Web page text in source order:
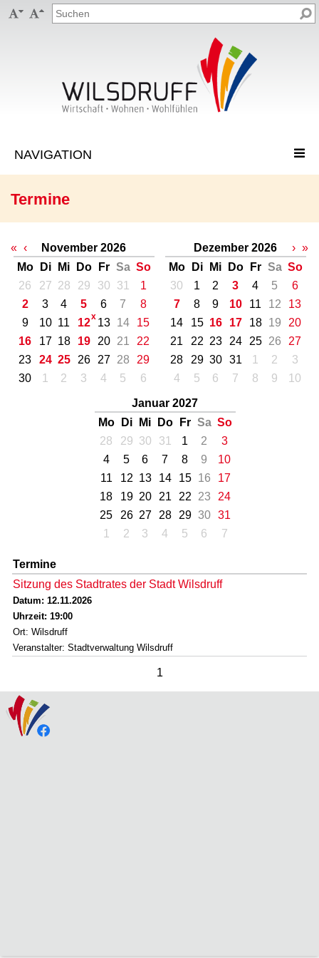
 
Termine
« ‹
November 2026
Mo
Di Mi Do Fr Sa So
26
27 28 29 30 31
1
2
3 4 5 6 7
8
9
10 11 12 13 14
15
16
17 18 19 20 21
22
23
24 25 26 27 28
29
30
1 2 3 4 5 6
Dezember 2026
Mo
Di Mi Do Fr Sa So
30
1 2 3 4 5
6
7
8 9 10 11 12
13
14
15 16 17 18 19
20
21
22 23 24 25 26
27
28
29 30 31 1 2
3
4
5 6 7 8 9 10
Januar 2027
Mo
Di Mi Do Fr Sa So
28
29 30 31 1 2
3
4
5 6 7 8 9
10
11
12 13 14 15 16
17
18
19 20 21 22 23
24
25
26 27 28 29 30
31
1
2 3 4 5 6 7
› »
Termine
Sitzung des Stadtrates der Stadt Wilsdruff
Datum: 12.11.2026
Uhrzeit: 19:00
Ort: Wilsdruff
Veranstalter: Stadtverwaltung Wilsdruff
1